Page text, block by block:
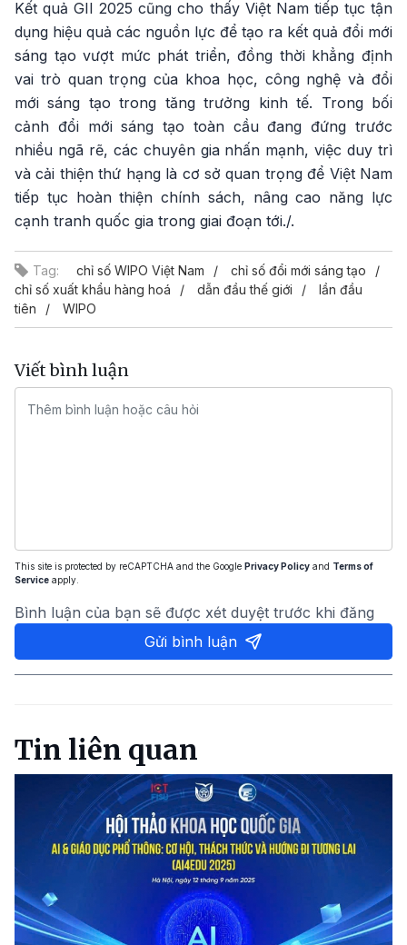
Kết quả GII 2025 cũng cho thấy Việt Nam tiếp tục tận
dụng hiệu quả các nguồn lực để tạo ra kết quả đổi mới
sáng tạo vượt mức phát triển, đồng thời khẳng định
vai trò quan trọng của khoa học, công nghệ và đổi
mới sáng tạo trong tăng trưởng kinh tế. Trong bối
cảnh đổi mới sáng tạo toàn cầu đang đứng trước
nhiều ngã rẽ, các chuyên gia nhấn mạnh, việc duy trì
và cải thiện thứ hạng là cơ sở quan trọng để Việt Nam
tiếp tục hoàn thiện chính sách, nâng cao năng lực
cạnh tranh quốc gia trong giai đoạn tới./.
Tag: chỉ số WIPO Việt Nam
chỉ số đổi mới sáng tạo
chỉ số xuất khẩu hàng hoá
dẫn đầu thế giới
lần đầu
tiên
WIPO
Viết bình luận
This site is protected by reCAPTCHA and the Google Privacy Policy and Terms of
Service apply.
Bình luận của bạn sẽ được xét duyệt trước khi đăng
Gửi bình luận
Tin liên quan